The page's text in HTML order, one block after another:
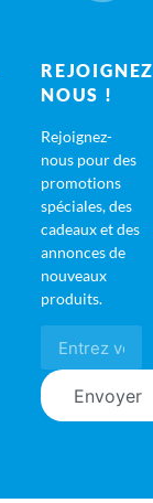
NOUS !
Rejoignez-
nous pour des
promotions
spéciales, des
cadeaux et des
annonces de
nouveaux
produits.
Envoyer